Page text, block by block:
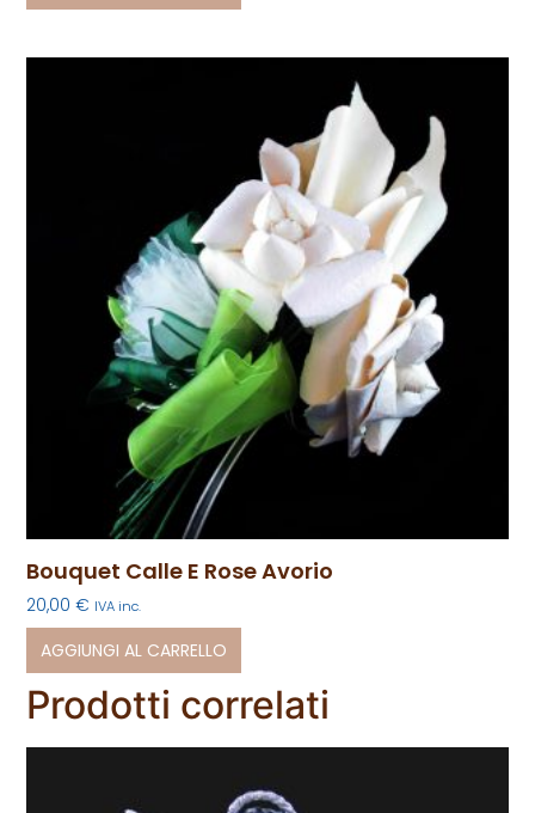
Bouquet Calle E Rose Avorio
20,00€ IVA inc.
AGGIUNGI AL CARRELLO
Prodotti correlati